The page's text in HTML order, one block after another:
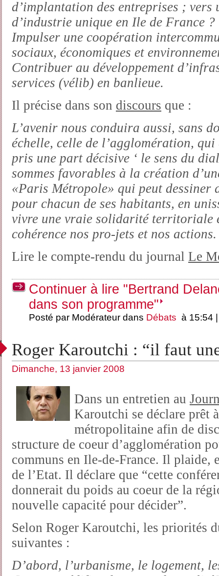
d’implantation des entreprises ; vers
d’industrie unique en Ile de France ?
Impulser une coopération
sociaux, économiques et
Contribuer au développement
services (vélib) en banlieue.
Il précise dans son discours que :
L’avenir nous conduira aussi, sans
échelle, celle de l’agglomération, qui
pris une part décisive ‘ le sens du
sommes favorables à la création
«Paris Métropole» qui peut dessiner
pour chacun de ses habitants, en
vivre une vraie solidarité territoriale
cohérence nos pro-jets et nos actions.
Lire le compte-rendu du journal Le
Continuer à lire "Bertrand
dans son programme"
Posté par Modérateur dans Débats à 15:54
Roger Karoutchi : “il faut
Dimanche, 13 janvier 2008
Dans un entretien au
Karoutchi se déclare prêt
métropolitaine afin de
structure de coeur d’agglomération
communs en Ile-de-France. Il plaide,
de l’Etat. Il déclare que “cette
donnerait du poids au coeur de la
nouvelle capacité pour décider”.
Selon Roger Karoutchi, les priorités
suivantes :
D’abord, l’urbanisme, le logement,